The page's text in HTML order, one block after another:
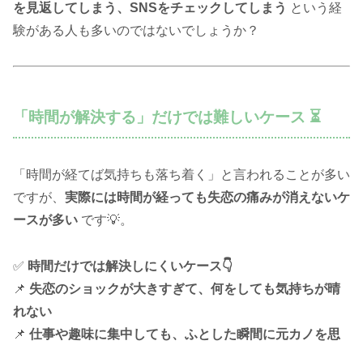
を見返してしまう、SNSをチェックしてしまう という経
験がある人も多いのではないでしょうか？
「時間が解決する」だけでは難しいケース ⏳
「時間が経てば気持ちも落ち着く」と言われることが多い
ですが、 実際には時間が経っても失恋の痛みが消えないケ
ースが多い です💡。
✅ 時間だけでは解決しにくいケース👇
📌 失恋のショックが大きすぎて、何をしても気持ちが晴
れない
📌 仕事や趣味に集中しても、ふとした瞬間に元カノを思